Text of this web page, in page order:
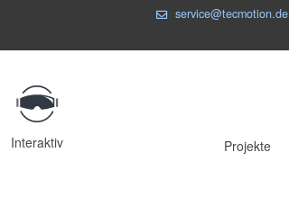
service@tecmotion.de
Interaktiv Projekte